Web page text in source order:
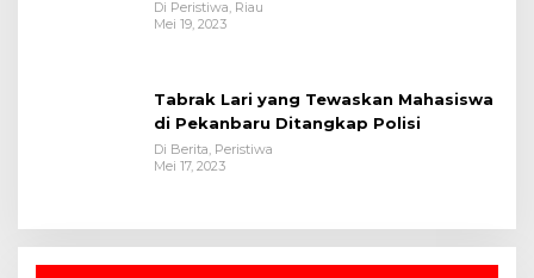
Satreskrim Polres Kuansing
Di Peristiwa, Riau
Mei 19, 2023
Tabrak Lari yang Tewaskan Mahasiswa
di Pekanbaru Ditangkap Polisi
Di Berita, Peristiwa
Mei 17, 2023